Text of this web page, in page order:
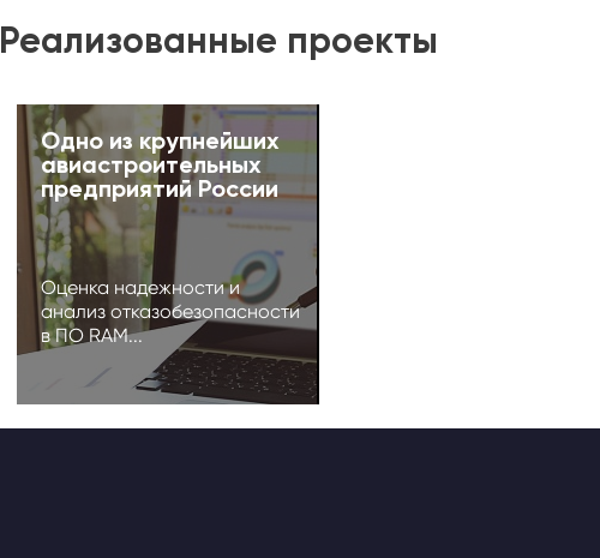
Реализованные проекты
Одно из крупнейших
авиастроительных
предприятий России
Оценка надежности и
анализ отказобезопасности
в ПО RAM...